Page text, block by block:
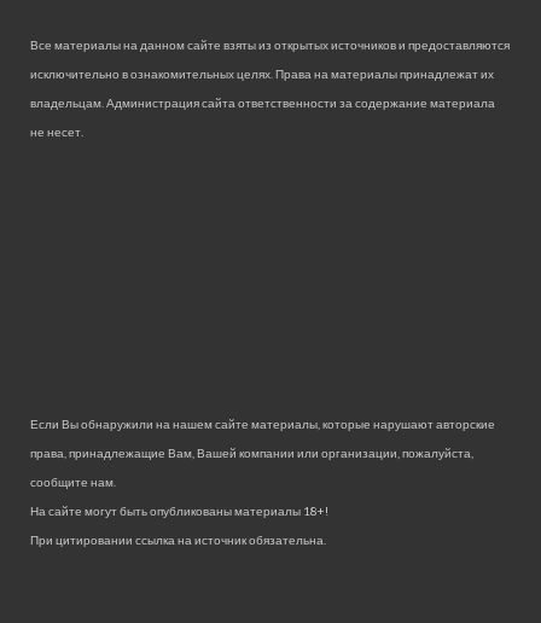
Все материалы на данном сайте взяты из открытых источников и предоставляются
исключительно в ознакомительных целях. Права на материалы принадлежат их
владельцам. Администрация сайта ответственности за содержание материала
не несет.
Если Вы обнаружили на нашем сайте материалы, которые нарушают авторские
права, принадлежащие Вам, Вашей компании или организации, пожалуйста,
сообщите нам.
На сайте могут быть опубликованы материалы 18+!
При цитировании ссылка на источник обязательна.